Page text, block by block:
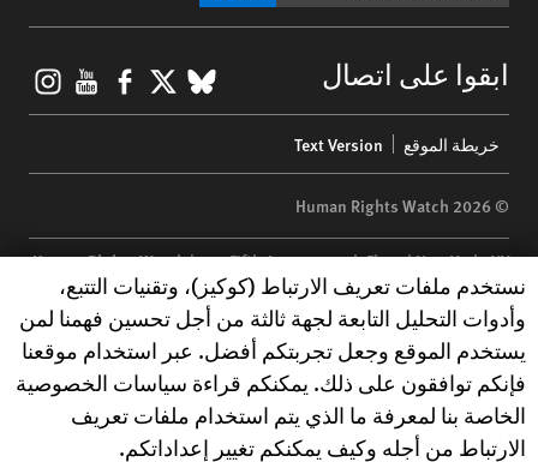
ابقوا على اتصال BlueSky
X
menu
خريطة الموقع Text Version
© 2026 Human Rights Watch
Human Rights Watch| 350 Fifth Avenue, 34th Floor | New York,NY
10118-3299 USA|t 1.212.290.4700
Human Rights Watchis a 501(C)(3) nonprofit registered in the US
under EIN: 13-2875808
Human Rights Watch cookie preferences
نستخدم ملفات تعريف الارتباط (كوكيز)، وتقنيات التتبع،
وأدوات التحليل التابعة لجهة ثالثة من أجل تحسين فهمنا لمن
يستخدم الموقع وجعل تجربتكم أفضل. عبر استخدام موقعنا
فإنكم توافقون على ذلك. يمكنكم قراءة سياسات الخصوصية
الخاصة بنا لمعرفة ما الذي يتم استخدام ملفات تعريف
الارتباط من أجله وكيف يمكنكم تغيير إعداداتكم.